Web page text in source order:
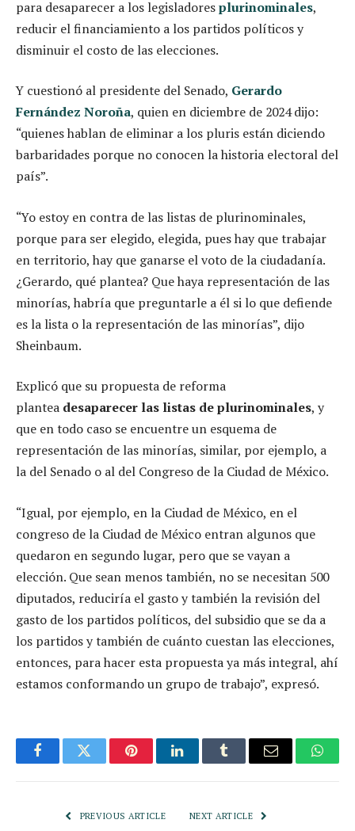
para desaparecer a los legisladoresplurinominales,
reducir el financiamiento a los partidos políticos y
disminuir el costo de las elecciones.
Y cuestionó al presidente del Senado, Gerardo
Fernández Noroña, quien en diciembre de 2024 dijo:
“quienes hablan de eliminar a los pluris están diciendo
barbaridades porque no conocen la historia electoral del
país”.
“Yo estoy en contra de las listas de plurinominales,
porque para ser elegido, elegida, pues hay que trabajar
en territorio, hay que ganarse el voto de la ciudadanía.
¿Gerardo, qué plantea? Que haya representación de las
minorías, habría que preguntarle a él si lo que defiende
es la lista o la representación de las minorías”, dijo
Sheinbaum.
Explicó que su propuesta de reforma
plantea desaparecer las listas de plurinominales, y
que en todo caso se encuentre un esquema de
representación de las minorías, similar, por ejemplo, a
la del Senado o al del Congreso de la Ciudad de México.
“Igual, por ejemplo, en la Ciudad de México, en el
congreso de la Ciudad de México entran algunos que
quedaron en segundo lugar, pero que se vayan a
elección. Que sean menos también, no se necesitan 500
diputados, reduciría el gasto y también la revisión del
gasto de los partidos políticos, del subsidio que se da a
los partidos y también de cuánto cuestan las elecciones,
entonces, para hacer esta propuesta ya más integral, ahí
estamos conformando un grupo de trabajo”, expresó.
FacebookTwitter PinterestLinkedInTumblr Email
PREVIOUS ARTICLE NEXT ARTICLE